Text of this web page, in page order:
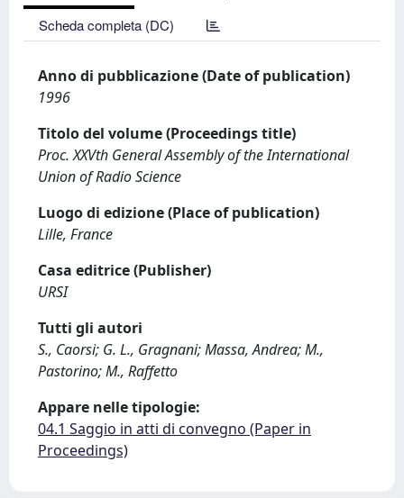
Scheda completa (DC)
Anno di pubblicazione (Date of publication)
1996
Titolo del volume (Proceedings title)
Proc. XXVth General Assembly of the International
Union of Radio Science
Luogo di edizione (Place of publication)
Lille, France
Casa editrice (Publisher)
URSI
Tutti gli autori
S., Caorsi; G. L., Gragnani; Massa, Andrea; M.,
Pastorino; M., Raffetto
Appare nelle tipologie:
04.1 Saggio in atti di convegno (Paper in
Proceedings)